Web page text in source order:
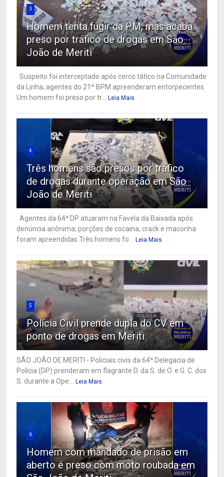
3
Homem tenta fugir da PM, mas acaba
preso por tráfico de drogas em São
João de Meriti
Suspeito foi interceptado após cerco tático na Comunidade
da Linha; agentes do 21º BPM apreenderam entorpecentes
Um homem foi preso por tr... Leia Mais
4
Três homens são presos por tráfico
de drogas durante operação em São
João de Meriti
Agentes da 64ª DP atuaram na Favela da Baixada após
denúncia anônima; porções de cocaína, crack e maconha
foram apreendidas Três homens fo... Leia Mais
5
Polícia Civil prende dupla do CV em
ponto de drogas em Meriti
SÃO JOÃO DE MERITI - Policiais civis da 64ª Delegacia de
Polícia (DP) prenderam em flagrante D. da S. de O. e G. C. dos
S. durante a Ope... Leia Mais
6
Homem com mandado de prisão em
aberto é preso com moto roubada em